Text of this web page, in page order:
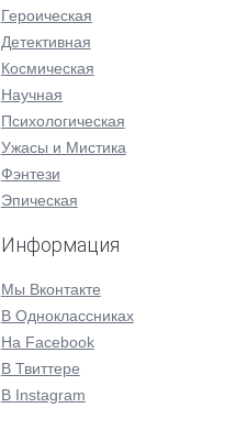
Героическая
Детективная
Космическая
Научная
Психологическая
Ужасы и Мистика
Фэнтези
Эпическая
Информация
Мы Вконтакте
В Одноклассниках
На Facebook
В Твиттере
В Instagram